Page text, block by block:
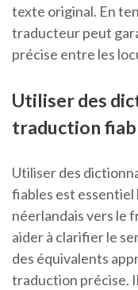
texte original. En
traducteur peut
précise entre les
Utiliser des
traduction
Utiliser des
fiables est essentiel
néerlandais vers le
aider à clarifier le
des équivalents
traduction précise.